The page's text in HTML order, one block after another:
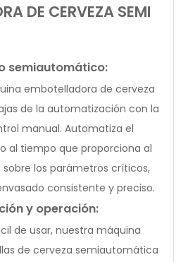
DE CERVEZA SEMI
semiautomático:
embotelladora de cerveza
de la automatización con la
manual. Automatiza el
al tiempo que proporciona al
los parámetros críticos,
consistente y preciso.
y operación:
de usar, nuestra máquina
de cerveza semiautomática